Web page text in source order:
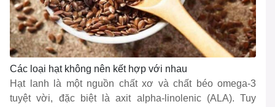
Các loại hạt không nên kết hợp với nhau
Hạt lanh là một nguồn chất xơ và chất béo omega-3
tuyệt vời, đặc biệt là axit alpha-linolenic (ALA). Tuy